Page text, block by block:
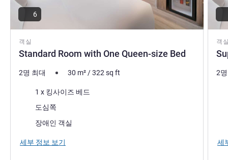
객실
Standard Room with One Queen-size Bed
6
2명 최대 30 m²/322sq ft
1 x 킹사이즈 베드
도심쪽
장애인 객실
세부 정보 보기
객
2
세